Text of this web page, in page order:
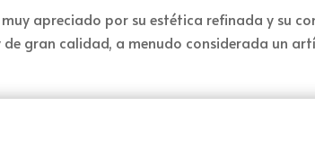
apreciado por su estética refinada y su
gran calidad, a menudo considerada un